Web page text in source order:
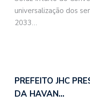
universalização dos
2033…
PREFEITO JHC
DA HAVAN…